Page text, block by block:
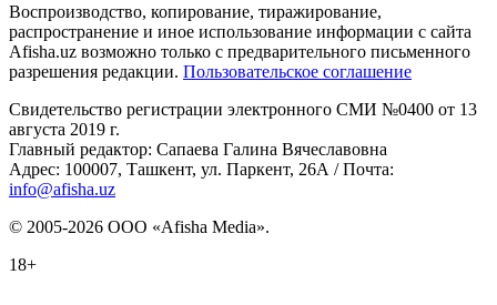
Воспроизводство, копирование, тиражирование,
распространение и иное использование информации с сайта
Afisha.uz возможно только с предварительного письменного
разрешения редакции. Пользовательское соглашение
Свидетельство регистрации электронного СМИ №0400 от 13
августа 2019 г.
Главный редактор: Сапаева Галина Вячеславовна
Адрес: 100007, Ташкент, ул. Паркент, 26А / Почта:
info@afisha.uz
© 2005-2026 ООО «Afisha Media».
18+